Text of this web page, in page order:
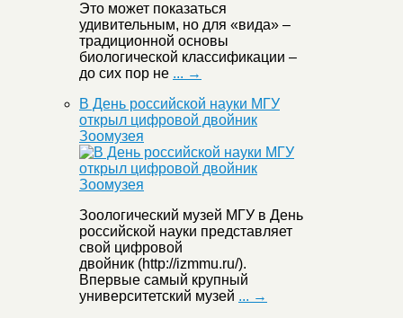
Это может показаться
удивительным, но для «вида» –
традиционной основы
биологической классификации –
до сих пор не ... →
В День российской науки МГУ
открыл цифровой двойник
Зоомузея
Зоологический музей МГУ в День
российской науки представляет
свой цифровой
двойник (http://izmmu.ru/).
Впервые самый крупный
университетский музей ... →